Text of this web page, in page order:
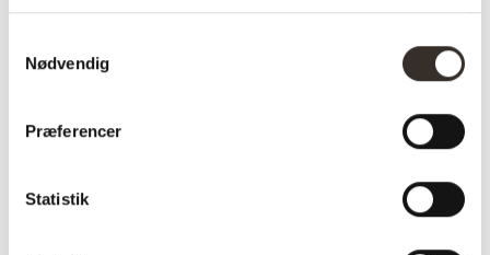
Nødvendig
Præferencer
Statistik